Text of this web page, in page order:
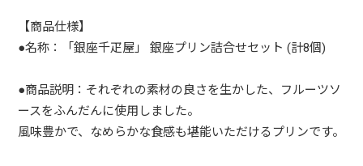
【商品仕様】
●名称：「銀座千疋屋」 銀座プリン詰合せセット (計8個)
●商品説明：それぞれの素材の良さを生かした、フルーツソ
ースをふんだんに使用しました。
風味豊かで、なめらかな食感も堪能いただけるプリンです。